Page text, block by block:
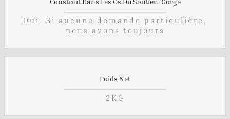
Oui. Si aucune demande particulière,
nous avons toujours
Poids Net
2KG